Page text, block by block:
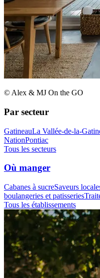
© Alex & MJ On the GO
Par secteur
GatineauLa Vallée-de-la-
NationPontiac
Tous les secteurs
Où manger
Cabanes à sucreSaveurs
boulangeries et patisseries
Tous les établissements